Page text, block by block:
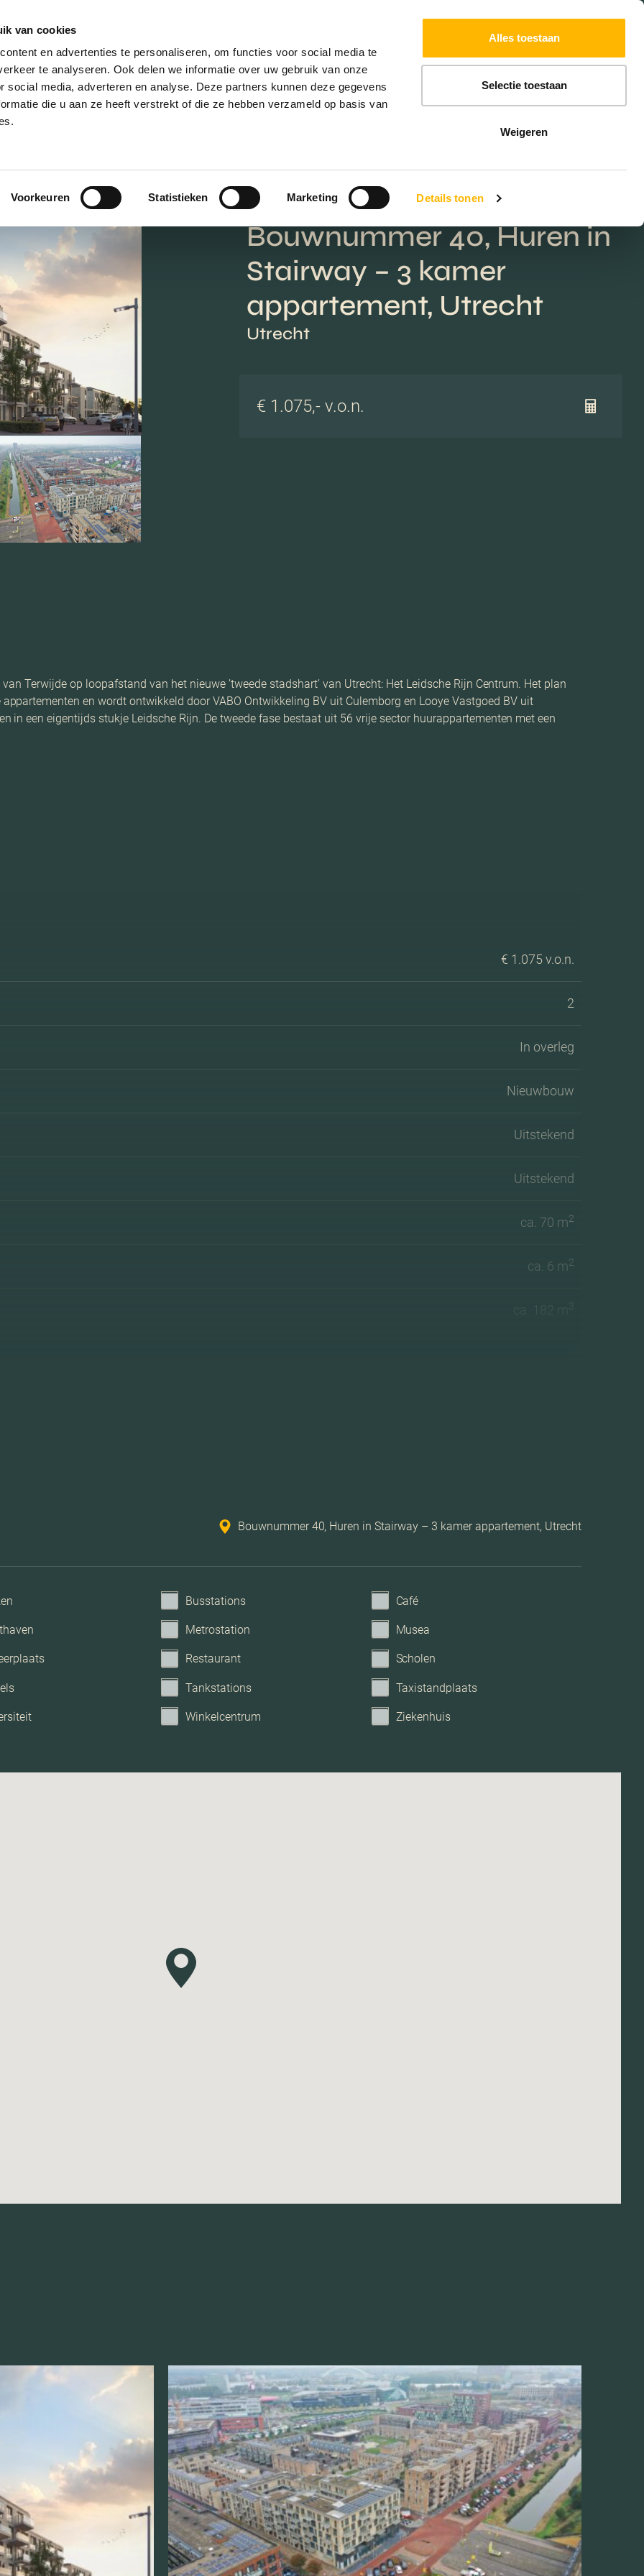
van cookies
en advertenties te personaliseren, om functies voor social media te
te analyseren. Ook delen we informatie over uw gebruik van onze
social media, adverteren en analyse. Deze partners kunnen deze gegevens
die u aan ze heeft verstrekt of die ze hebben verzameld op basis van
Voorkeuren Statistieken Marketing Details tonen
Alles toestaan
Selectie toestaan
Weigeren
EXTRA DIENSTEN
Bouwnummer 40, Huren in
Stairway – 3 kamer
appartement, Utrecht
Utrecht
€ 1.075,- v.o.n.
Terwijde op loopafstand van het nieuwe ’tweede stadshart’ van Utrecht: Het Leidsche Rijn Centrum. Het plan
en wordt ontwikkeld door VABO Ontwikkeling BV uit Culemborg en Looye Vastgoed BV uit
in een eigentijds stukje Leidsche Rijn. De tweede fase bestaat uit 56 vrije sector huurappartementen met een
€ 1.075 v.o.n.
2
In overleg
Nieuwbouw
Uitstekend
Uitstekend
ca. 70 m2
ca. 6 m2
3
Vloerverwarming gedeeltelijk
Bouwnummer 40, Huren in Stairway – 3 kamer appartement, Utrecht
Busstations Café
Metrostation Musea
Restaurant Scholen
Tankstations Taxistandplaats
Winkelcentrum Ziekenhuis